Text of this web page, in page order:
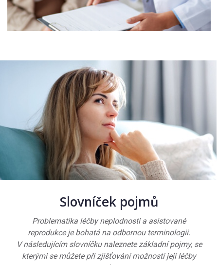
Slovníček pojmů
Problematika léčby neplodnosti a asistované
reprodukce je bohatá na odbornou terminologii.
V následujícím slovníčku naleznete základní pojmy, se
kterými se můžete při zjišťování možností její léčby